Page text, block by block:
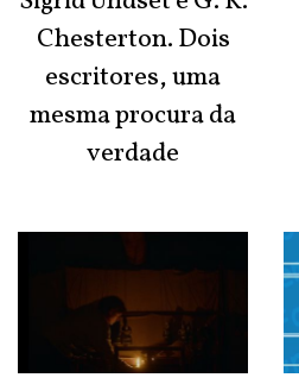
Chesterton. Dois
escritores, uma
mesma procura da
verdade